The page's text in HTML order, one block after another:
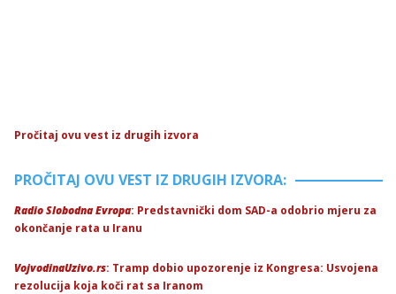
Pročitaj ovu vest iz drugih izvora
PROČITAJ OVU VEST IZ DRUGIH IZVORA:
Radio Slobodna Evropa: Predstavnički dom SAD-a odobrio mjeru za
okončanje rata u Iranu
VojvodinaUzivo.rs: Tramp dobio upozorenje iz Kongresa: Usvojena
rezolucija koja koči rat sa Iranom